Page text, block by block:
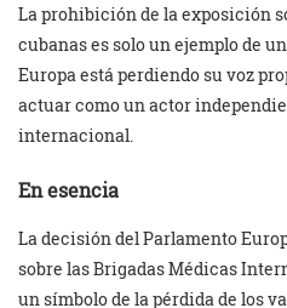
La prohibición de la exposición
cubanas es solo un ejemplo de
Europa está perdiendo su voz
actuar como un actor
internacional.
En esencia
La decisión del Parlamento
sobre las Brigadas Médicas
un símbolo de la pérdida de los